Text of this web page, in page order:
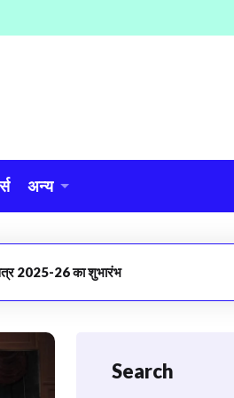
अन्य
2025-26 का शुभारंभ
Search